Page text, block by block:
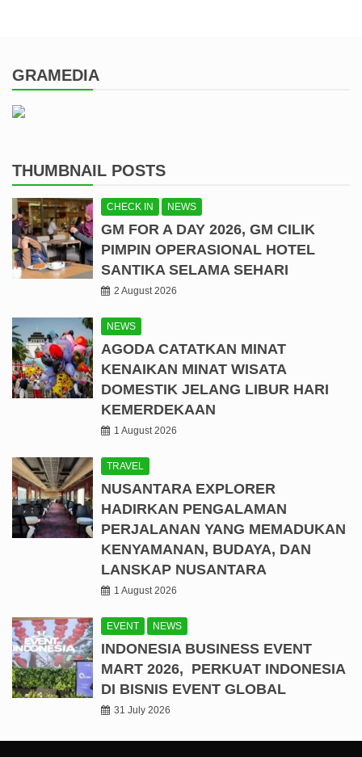
GRAMEDIA
THUMBNAIL POSTS
CHECK IN NEWS
GM FOR A DAY 2026, GM CILIK
PIMPIN OPERASIONAL HOTEL
SANTIKA SELAMA SEHARI
2 August 2026
NEWS
AGODA CATATKAN MINAT
KENAIKAN MINAT WISATA
DOMESTIK JELANG LIBUR HARI
KEMERDEKAAN
1 August 2026
TRAVEL
NUSANTARA EXPLORER
HADIRKAN PENGALAMAN
PERJALANAN YANG MEMADUKAN
KENYAMANAN, BUDAYA, DAN
LANSKAP NUSANTARA
1 August 2026
EVENT NEWS
INDONESIA BUSINESS EVENT
MART 2026, PERKUAT INDONESIA
DI BISNIS EVENT GLOBAL
31 July 2026